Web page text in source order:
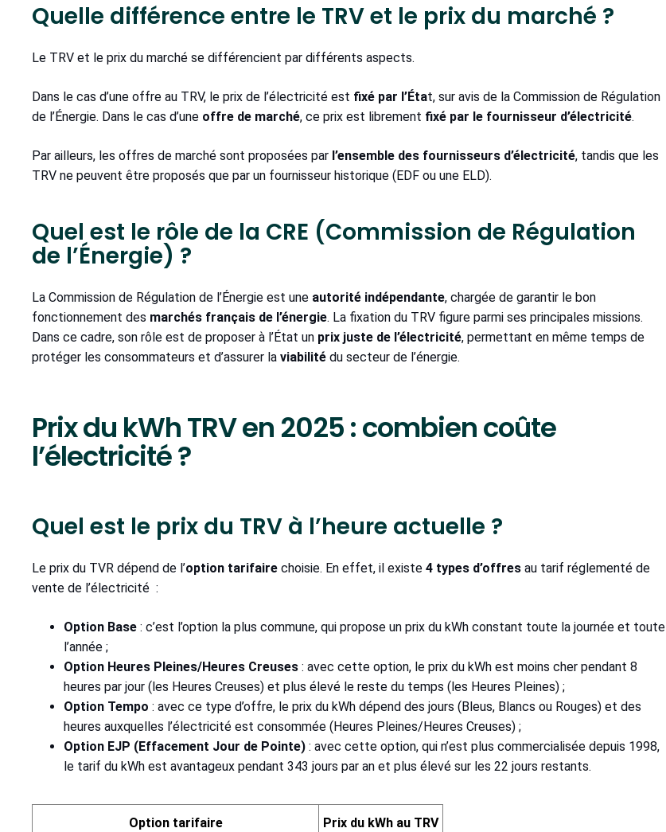
Quelle différence entre le TRV et le prix du marché ?
Le TRV et le prix du marché se différencient par différents aspects.
Dans le cas d’une offre au TRV, le prix de l’électricité est fixé par l’État, sur avis de la Commission de Régulation
de l’Énergie. Dans le cas d’une offre de marché, ce prix est librement fixé par le fournisseur d’électricité.
Par ailleurs, les offres de marché sont proposées par l’ensemble des fournisseurs d’électricité, tandis que les
TRV ne peuvent être proposés que par un fournisseur historique (EDF ou une ELD).
Quel est le rôle de la CRE (Commission de Régulation
de l’Énergie) ?
La Commission de Régulation de l’Énergie est une autorité indépendante, chargée de garantir le bon
fonctionnement des marchés français de l’énergie. La fixation du TRV figure parmi ses principales missions.
Dans ce cadre, son rôle est de proposer à l’État un prix juste de l’électricité, permettant en même temps de
protéger les consommateurs et d’assurer la viabilité du secteur de l’énergie.
Prix du kWh TRV en 2025 : combien coûte
l’électricité ?
Quel est le prix du TRV à l’heure actuelle ?
Le prix du TVR dépend de l’option tarifaire choisie. En effet, il existe 4 types d’offres au tarif réglementé de
vente de l’électricité :
Option Base : c’est l’option la plus commune, qui propose un prix du kWh constant toute la journée et toute
l’année ;
Option Heures Pleines/Heures Creuses : avec cette option, le prix du kWh est moins cher pendant 8
heures par jour (les Heures Creuses) et plus élevé le reste du temps (les Heures Pleines) ;
Option Tempo : avec ce type d’offre, le prix du kWh dépend des jours (Bleus, Blancs ou Rouges) et des
heures auxquelles l’électricité est consommée (Heures Pleines/Heures Creuses) ;
Option EJP (Effacement Jour de Pointe) : avec cette option, qui n’est plus commercialisée depuis 1998,
le tarif du kWh est avantageux pendant 343 jours par an et plus élevé sur les 22 jours restants.
Option tarifaire Prix du kWh au TRV